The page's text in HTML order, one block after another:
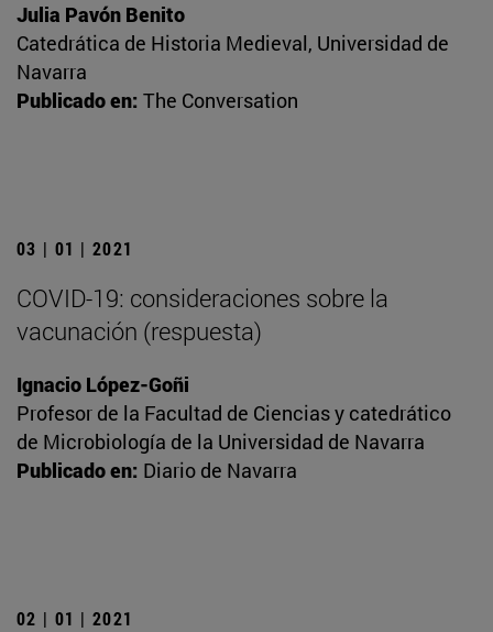
Julia Pavón Benito
Catedrática de Historia Medieval, Universidad de
Navarra
Publicado en: The Conversation
03 | 01 | 2021
COVID-19: consideraciones sobre la
vacunación (respuesta)
Ignacio López-Goñi
Profesor de la Facultad de Ciencias y catedrático
de Microbiología de la Universidad de Navarra
Publicado en: Diario de Navarra
02 | 01 | 2021